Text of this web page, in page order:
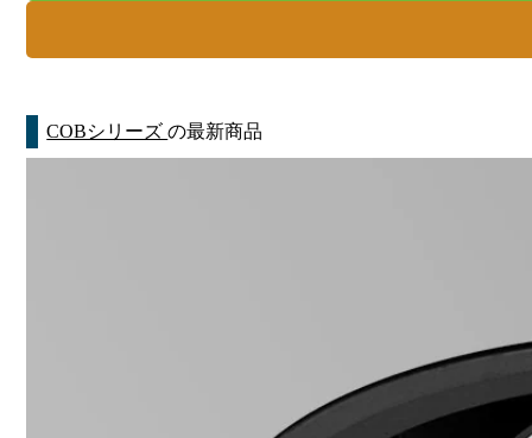
COBシリーズの最新商品